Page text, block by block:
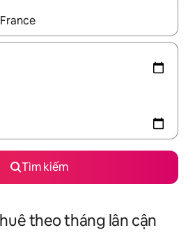
hướng bằng phím mũi tên lên và
Tìm kiếm
theo tháng lân cận